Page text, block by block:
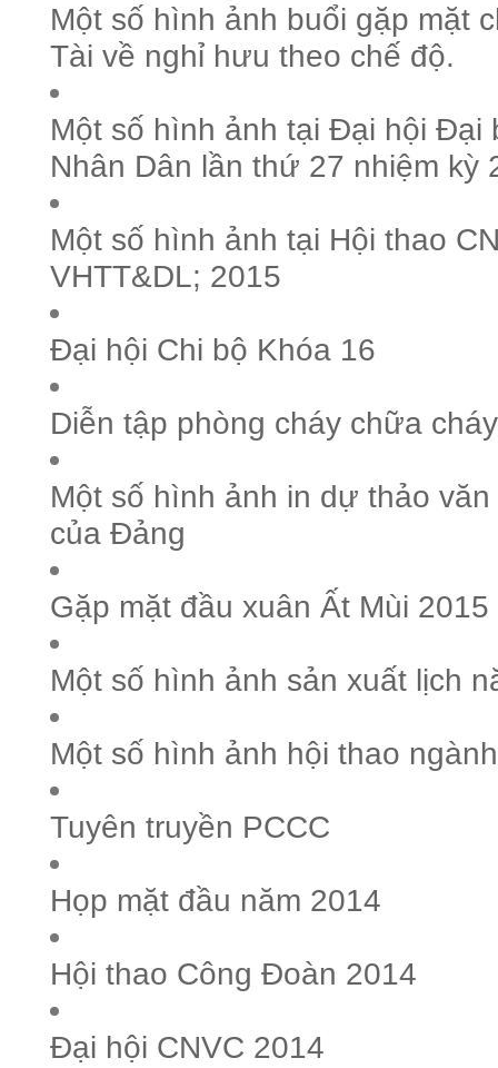
Một số hình ảnh buổi gặp mặt
Tài về nghỉ hưu theo chế độ.
Một số hình ảnh tại Đại hội Đại
Nhân Dân lần thứ 27 nhiệm kỳ
Một số hình ảnh tại Hội thao
VHTT&DL; 2015
Đại hội Chi bộ Khóa 16
Diễn tập phòng cháy chữa cháy
Một số hình ảnh in dự thảo
của Đảng
Gặp mặt đầu xuân Ất Mùi 2015
Một số hình ảnh sản xuất lịch
Một số hình ảnh hội thao
Tuyên truyền PCCC
Họp mặt đầu năm 2014
Hội thao Công Đoàn 2014
Đại hội CNVC 2014